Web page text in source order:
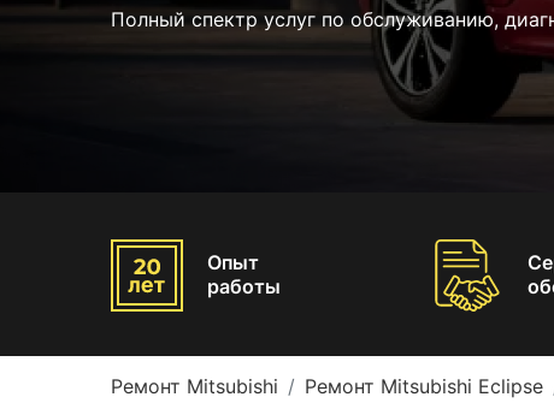
Полный спектр услуг по обслуживанию,
Опыт
работы
Ремонт Mitsubishi Ремонт Mitsubishi Eclipse